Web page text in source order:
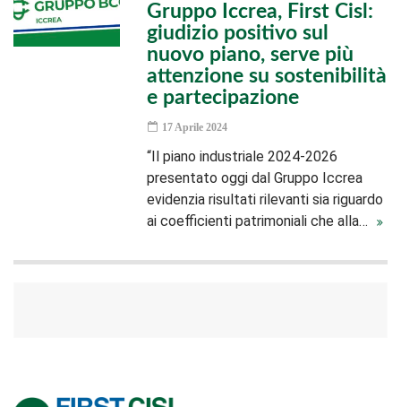
Gruppo Iccrea, First Cisl:
giudizio positivo sul
nuovo piano, serve più
attenzione su sostenibilità
e partecipazione
17 Aprile 2024
“Il piano industriale 2024-2026
presentato oggi dal Gruppo Iccrea
evidenzia risultati rilevanti sia riguardo
ai coefficienti patrimoniali che alla…